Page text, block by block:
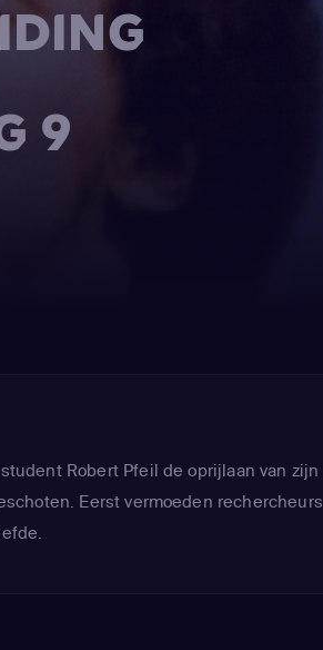
9
Robert Pfeil de oprijlaan van zijn
Eerst vermoeden rechercheurs